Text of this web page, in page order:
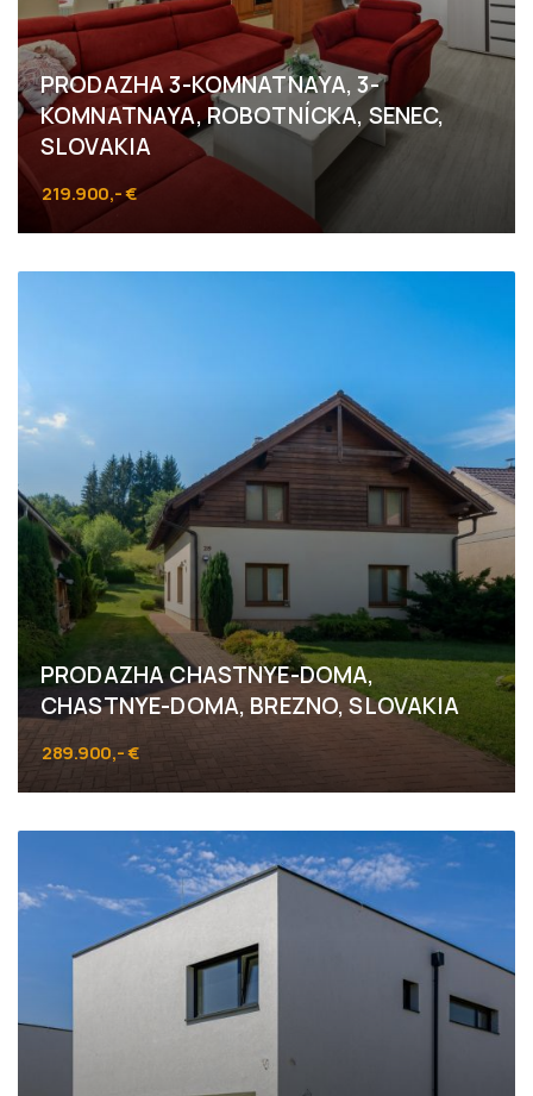
PRODAZHA 3-KOMNATNAYA, 3-
KOMNATNAYA, ROBOTNÍCKA, SENEC,
SLOVAKIA
219.900,- €
PRODAZHA CHASTNYE-DOMA,
CHASTNYE-DOMA, BREZNO, SLOVAKIA
289.900,- €